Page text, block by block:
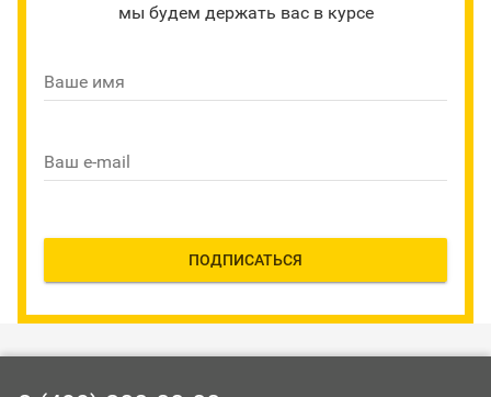
мы будем держать вас в курсе
Ваше имя
Ваш e-mail
ПОДПИСАТЬСЯ